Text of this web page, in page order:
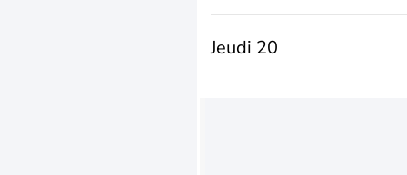
Jeudi 20